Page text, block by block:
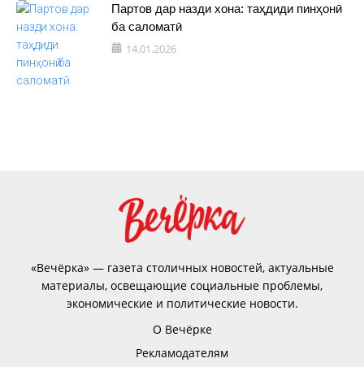
Партов дар назди хона: таҳдиди пинҳонӣ
ба саломатӣ
14.01.2026
«Вечёрка» — газета столичных новостей, актуальные
материалы, освещающие социальные проблемы,
экономические и политические новости.
О Вечёрке
Рекламодателям